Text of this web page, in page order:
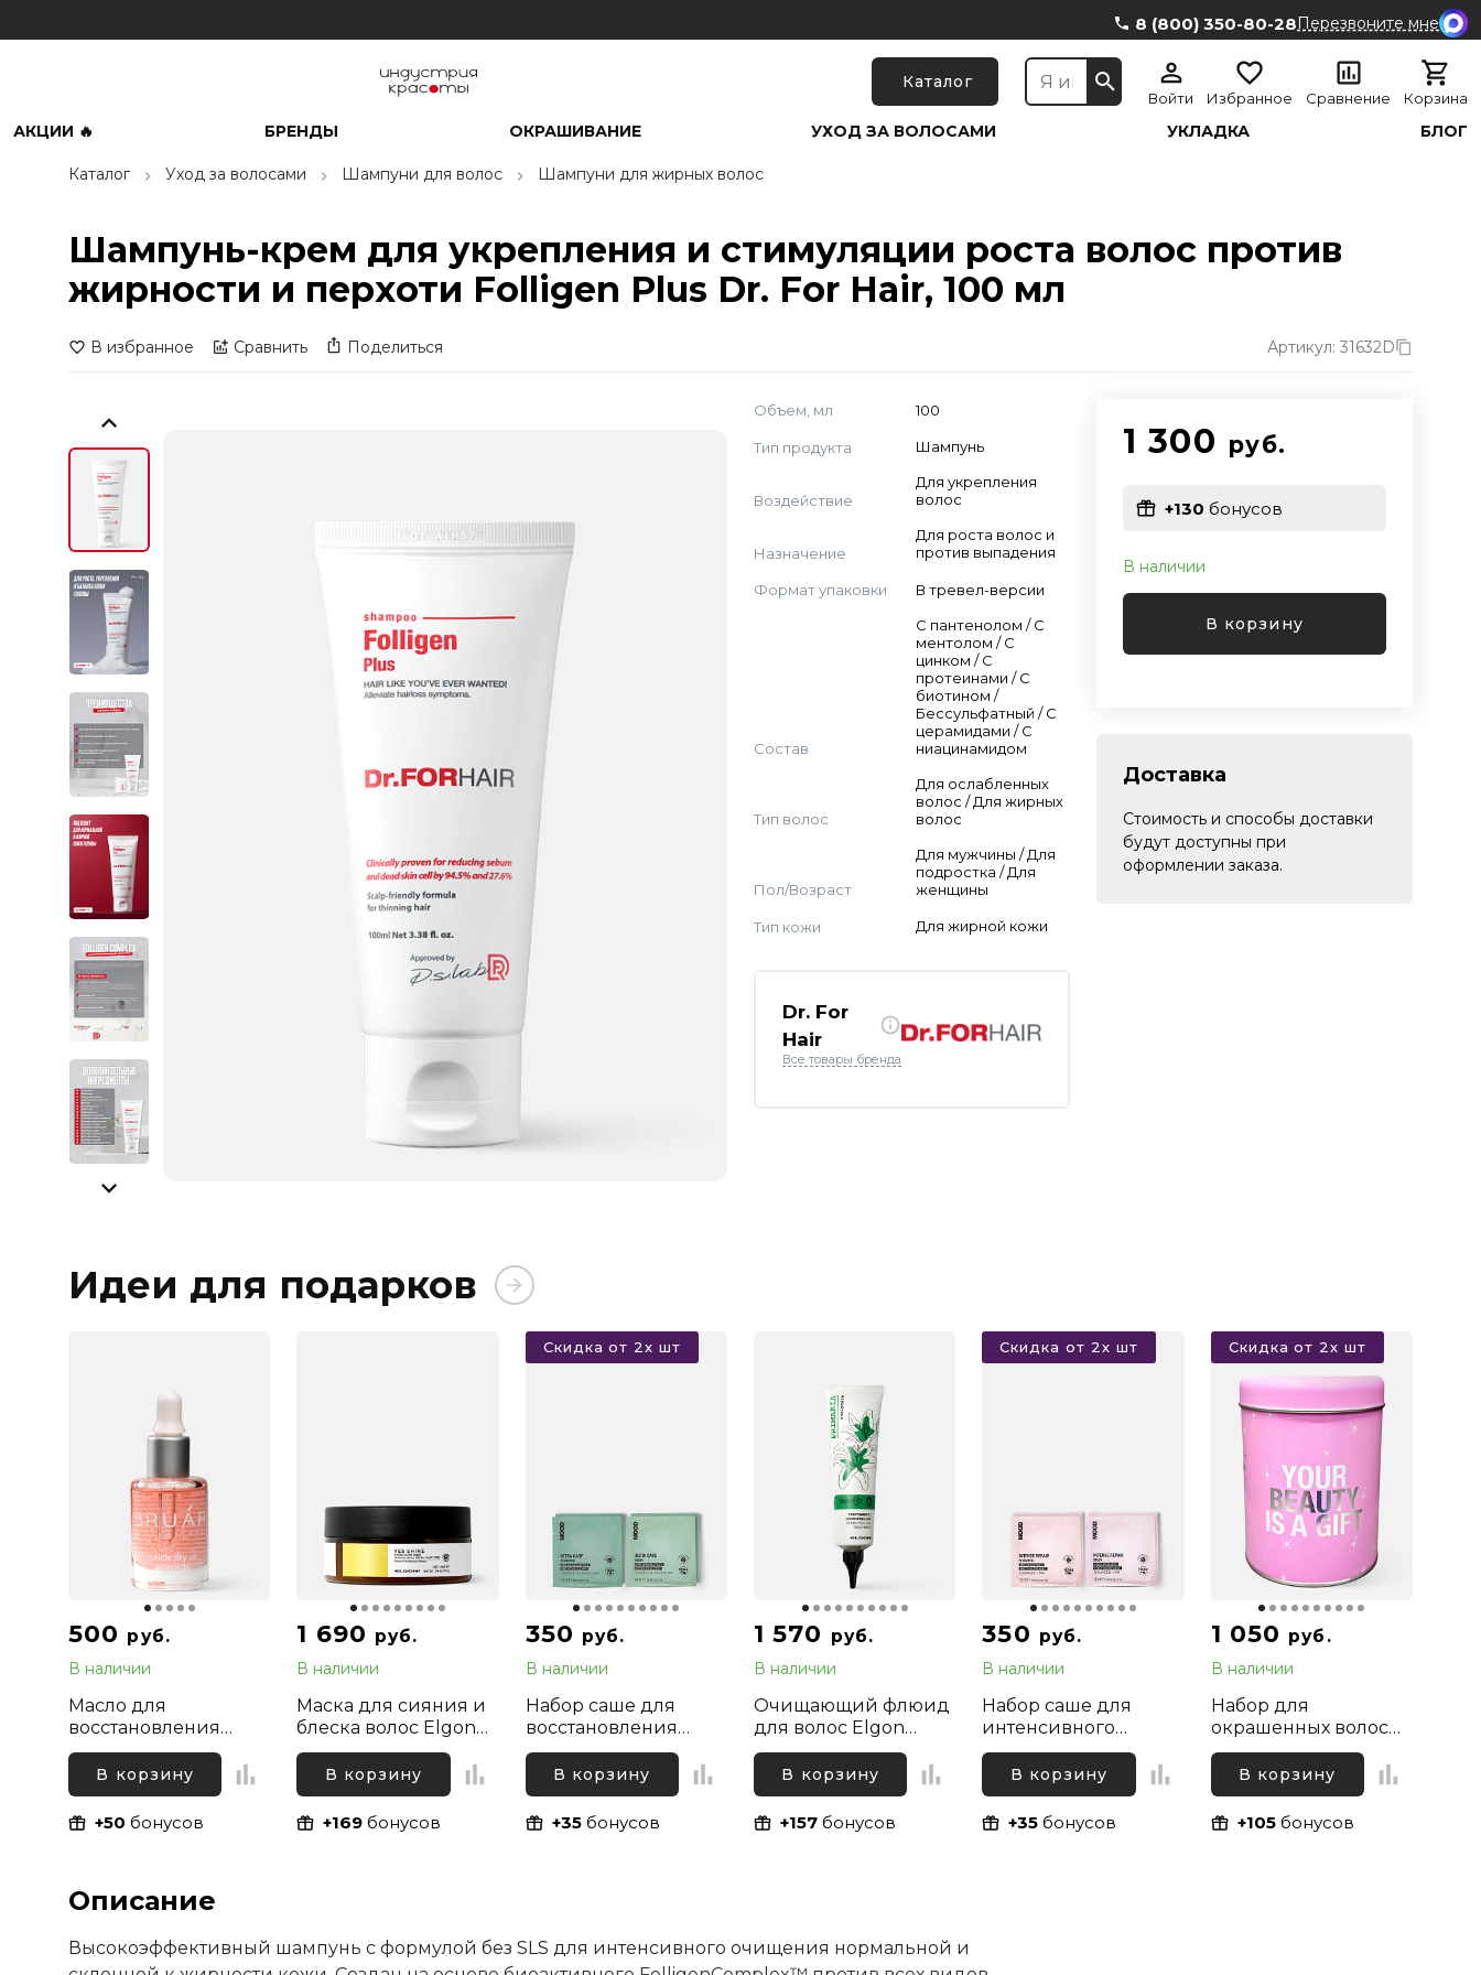
8 (800) 350-80-28Перезвоните мне
Каталог
Войти Избранное Сравнение Корзина
АКЦИИ 🔥 БРЕНДЫ ОКРАШИВАНИЕ УХОД ЗА ВОЛОСАМИ УКЛАДКА БЛОГ
Каталог Уход за волосами Шампуни для волос Шампуни для жирных волос
Шампунь-крем для укрепления и стимуляции роста волос против
жирности и перхоти Folligen Plus Dr. For Hair, 100 мл
В избранное Сравнить Поделиться Артикул: 31632D
Объем, мл 100
Тип продукта Шампунь
Воздействие
Для укрепления
волос
Назначение
Для роста волос и
против выпадения
Формат упаковки В тревел-версии
Состав
C пантенолом / С
ментолом / С
цинком / С
протеинами / С
биотином /
Бессульфатный / С
церамидами / С
ниацинамидом
Тип волос
Для ослабленных
волос / Для жирных
волос
Пол/Возраст
Для мужчины / Для
подростка / Для
женщины
Тип кожи Для жирной кожи
Dr. For
Hair
Все товары бренда
1 300 руб.
+130 бонусов
В наличии
В корзину
Доставка
Стоимость и способы доставки
будут доступны при
оформлении заказа.
Идеи для подарков
500 руб.
В наличии
Масло для
восстановления
ногтей и увлажнения
кутикулы сухое
Монарда Bruar, 11мл
В корзину
+50 бонусов
1 690 руб.
В наличии
Маска для сияния и
блеска волос Elgon
Yes Shine Extra Glow
Mask, 100 мл
В корзину
+169 бонусов
350 руб.
В наличии
Набор саше для
восстановления
волос (шампунь и
маска) Mood Ultra
Care, 2х10 мл + 2х10
мл
В корзину
+35бонусов
Скидка от 2х шт
1 570 руб.
В наличии
Очищающий флюид
для волос Elgon
Primaria
Dermopeeling
Treatment, 150 мл
В корзину
+157бонусов
350 руб.
В наличии
Набор саше для
интенсивного
восстановления
сухих и
поврежденных волос
(шампунь и маска)
Mood Intense Repair,
В корзину
+35 бонусов
Скидка от 2х шт
1 050 руб.
В наличии
Набор для
окрашенных волос
(шампунь и
кондиционер) Mood
Color Protect, 100 мл
+ 100 мл
В корзину
+105бонусов
Скидка от 2х шт
Описание
Высокоэффективный шампунь с формулой без SLS для интенсивного очищения нормальной и